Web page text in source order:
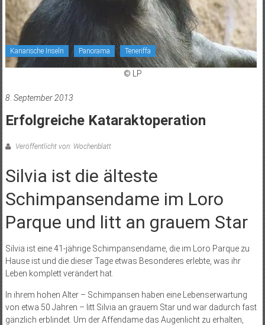
Kanarische Inseln Panorama Teneriffa
© LP
8. September 2013
Erfolgreiche Kataraktoperation
Veröffentlicht von: Wochenblatt
Silvia ist die älteste
Schimpansendame im Loro
Parque und litt an grauem Star
Silvia ist eine 41-jährige Schimpansendame, die im Loro Parque zu
Hause ist und die dieser Tage etwas Besonderes erlebte, was ihr
Leben komplett verändert hat.
In ihrem hohen Alter – Schimpansen haben eine Lebenserwartung
von etwa 50 Jahren – litt Silvia an grauem Star und war dadurch fast
gänzlich erblindet. Um der Affendame das Augenlicht zu erhalten,